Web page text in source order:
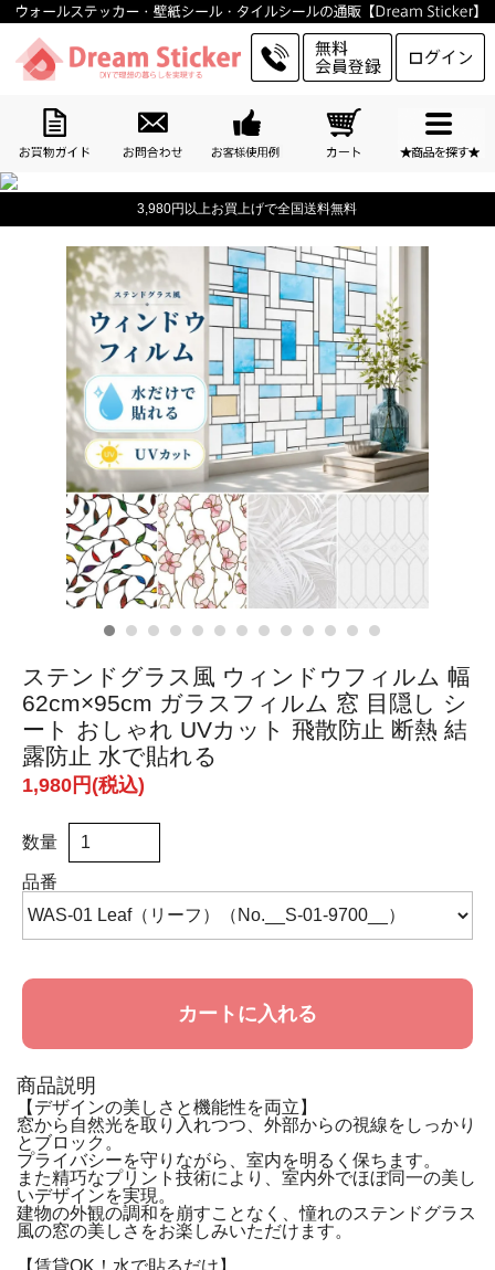
3,980円以上お買上げで全国送料無料
ステンドグラス風 ウィンドウフィルム 幅
62cm×95cm ガラスフィルム 窓 目隠し シ
ート おしゃれ UVカット 飛散防止 断熱 結
露防止 水で貼れる
1,980円(税込)
数量
品番
カートに入れる
商品説明
【デザインの美しさと機能性を両立】
窓から自然光を取り入れつつ、外部からの視線をしっかり
とブロック。
プライバシーを守りながら、室内を明るく保ちます。
また精巧なプリント技術により、室内外でほぼ同一の美し
いデザインを実現。
建物の外観の調和を崩すことなく、憧れのステンドグラス
風の窓の美しさをお楽しみいただけます。